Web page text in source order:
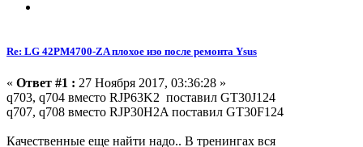
Re: LG 42PM4700-ZA плохое изо после ремонта Ysus
« Ответ #1 : 27 Ноября 2017, 03:36:28 »
q703, q704 вместо RJP63K2 поставил GT30J124
q707, q708 вместо RJP30H2A поставил GT30F124
Качественные еще найти надо.. В тренингах вся